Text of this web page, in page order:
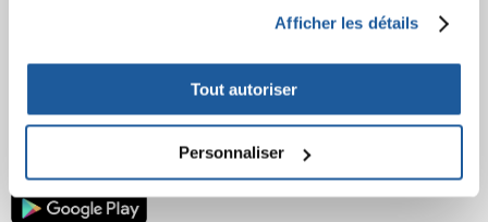
Afficher les détails
Tout autoriser
Personnaliser
APPRENEZ À NOUS CONNAÎTRE